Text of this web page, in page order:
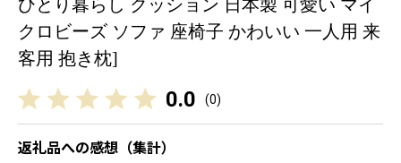
ひとり暮らし クッション 日本製 可愛い マイ
クロビーズ ソファ 座椅子 かわいい 一人用 来
客用 抱き枕]
0.0 (0)
返礼品への感想（集計）